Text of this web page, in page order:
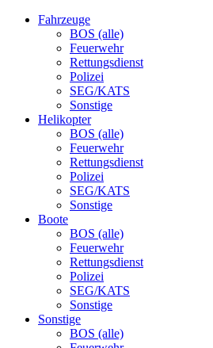
Fahrzeuge
BOS (alle)
Feuerwehr
Rettungsdienst
Polizei
SEG/KATS
Sonstige
Helikopter
BOS (alle)
Feuerwehr
Rettungsdienst
Polizei
SEG/KATS
Sonstige
Boote
BOS (alle)
Feuerwehr
Rettungsdienst
Polizei
SEG/KATS
Sonstige
Sonstige
BOS (alle)